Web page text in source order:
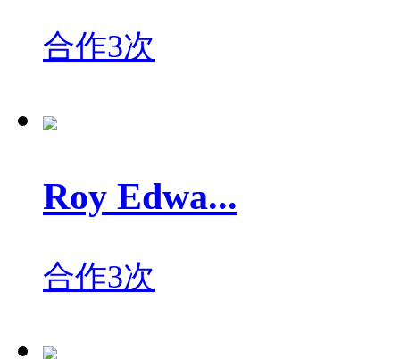
合作3次
Roy Edwa...
合作3次